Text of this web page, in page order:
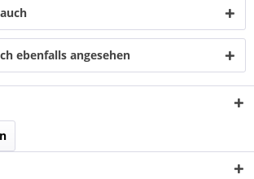
ebenfalls angesehen